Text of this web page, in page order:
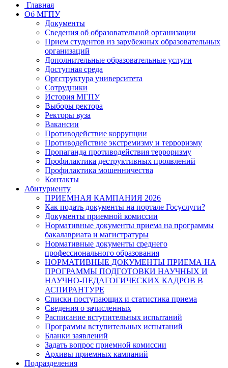
Главная
Об МГПУ
Документы
Сведения об образовательной организации
Прием студентов из зарубежных образовательных
организаций
Дополнительные образовательные услуги
Доступная среда
Оргструктура университета
Сотрудники
История МГПУ
Выборы ректора
Ректоры вуза
Вакансии
Противодействие коррупции
Противодействие экстремизму и терроризму
Пропаганда противодействия терроризму
Профилактика деструктивных проявлений
Профилактика мошенничества
Контакты
Абитуриенту
ПРИЕМНАЯ КАМПАНИЯ 2026
Как подать документы на портале Госуслуги?
Документы приемной комиссии
Нормативные документы приема на программы
бакалавриата и магистратуры
Нормативные документы среднего
профессионального образования
НОРМАТИВНЫЕ ДОКУМЕНТЫ ПРИЕМА НА
ПРОГРАММЫ ПОДГОТОВКИ НАУЧНЫХ И
НАУЧНО-ПЕДАГОГИЧЕСКИХ КАДРОВ В
АСПИРАНТУРЕ
Списки поступающих и статистика приема
Сведения о зачисленных
Расписание вступительных испытаний
Программы вступительных испытаний
Бланки заявлений
Задать вопрос приемной комиссии
Архивы приемных кампаний
Подразделения